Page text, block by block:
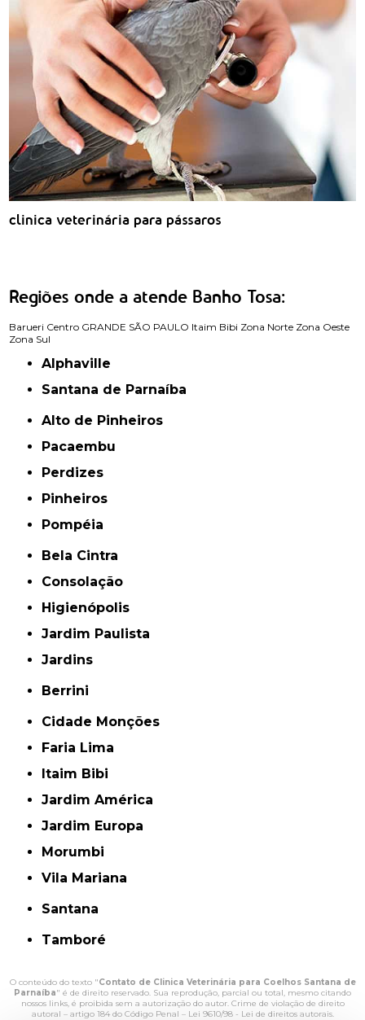
clinica veterinária para pássaros
Regiões onde a atende Banho Tosa:
Barueri Centro GRANDE SÃO PAULO Itaim Bibi Zona Norte Zona Oeste
Zona Sul
Alphaville
Santana de Parnaíba
Alto de Pinheiros
Pacaembu
Perdizes
Pinheiros
Pompéia
Bela Cintra
Consolação
Higienópolis
Jardim Paulista
Jardins
Berrini
Cidade Monções
Faria Lima
Itaim Bibi
Jardim América
Jardim Europa
Morumbi
Vila Mariana
Santana
Tamboré
O conteúdo do texto "Contato de Clinica Veterinária para Coelhos Santana de
Parnaíba" é de direito reservado. Sua reprodução, parcial ou total, mesmo citando
nossos links, é proibida sem a autorização do autor. Crime de violação de direito
autoral – artigo 184 do Código Penal – Lei 9610/98 - Lei de direitos autorais.